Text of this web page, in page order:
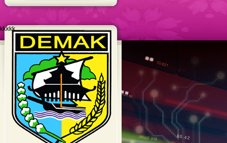
kkkkk